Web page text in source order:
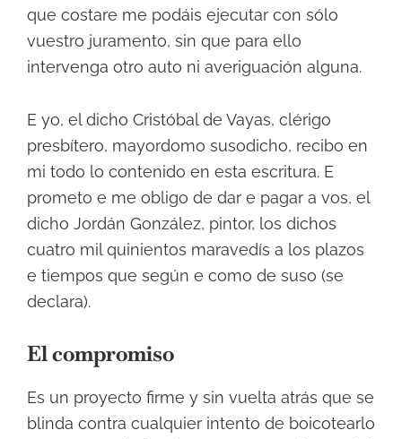
que costare me podáis ejecutar con sólo
vuestro juramento, sin que para ello
intervenga otro auto ni averiguación alguna.
E yo, el dicho Cristóbal de Vayas, clérigo
presbítero, mayordomo susodicho, recibo en
mi todo lo contenido en esta escritura. E
prometo e me obligo de dar e pagar a vos, el
dicho Jordán González, pintor, los dichos
cuatro mil quinientos maravedís a los plazos
e tiempos que según e como de suso (se
declara).
El compromiso
Es un proyecto firme y sin vuelta atrás que se
blinda contra cualquier intento de boicotearlo